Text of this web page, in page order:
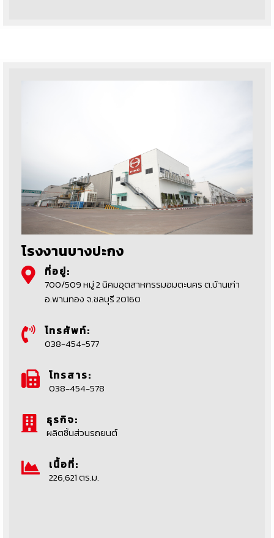
โรงงานบางปะกง
ที่อยู่:
700/509 หมู่ 2 นิคมอุตสาหกรรมอมตะนคร ต.บ้านเก่า
อ.พานทอง จ.ชลบุรี 20160
โทรศัพท์:
038-454-577
โทรสาร:
038-454-578
ธุรกิจ:
ผลิตชิ้นส่วนรถยนต์
เนื้อที่:
226,621 ตร.ม.